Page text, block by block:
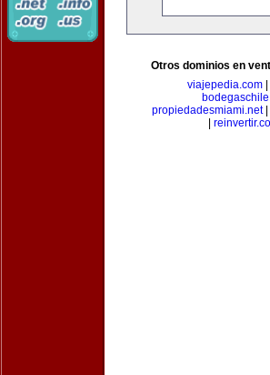
Otros dominios en
viajepedia.com|
propiedadesmiami.net|